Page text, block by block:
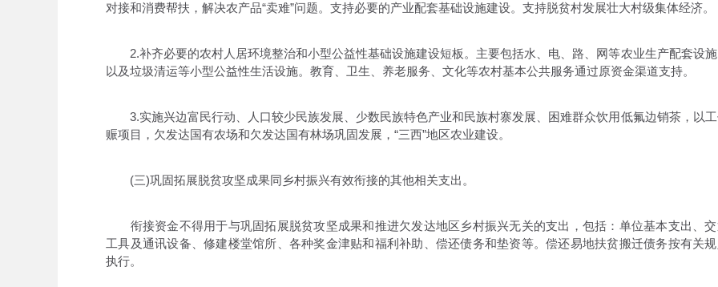
对接和消费帮扶，解决农产品“卖难”问题。支持必要的产业配套基础设施建设。支持脱贫村发展壮大村级集体经济。
2.补齐必要的农村人居环境整治和小型公益性基础设施建设短板。主要包括水、电、路、网等农业生产配套设施
以及垃圾清运等小型公益性生活设施。教育、卫生、养老服务、文化等农村基本公共服务通过原资金渠道支持。
3.实施兴边富民行动、人口较少民族发展、少数民族特色产业和民族村寨发展、困难群众饮用低氟边销茶，以
赈项目，欠发达国有农场和欠发达国有林场巩固发展，“三西”地区农业建设。
(三)巩固拓展脱贫攻坚成果同乡村振兴有效衔接的其他相关支出。
衔接资金不得用于与巩固拓展脱贫攻坚成果和推进欠发达地区乡村振兴无关的支出，包括：单位基本支出、交
工具及通讯设备、修建楼堂馆所、各种奖金津贴和福利补助、偿还债务和垫资等。偿还易地扶贫搬迁债务按有关
执行。